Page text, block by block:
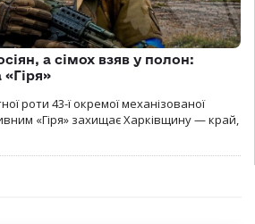
а сімох взяв у полон:
«Гіря»
роти 43-ї окремої механізованої
«Гіря» захищає Харківщину — край,